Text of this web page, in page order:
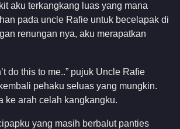
aku terkangkang luas yang mana
pada uncle Rafie untuk becelapak di
renungan nya, aku merapatkan
do this to me..” pujuk Uncle Rafie
pehaku seluas yang mungkin.
ke arah celah kangkangku.
yang masih berbalut panties